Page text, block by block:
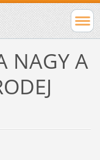
NAGY A